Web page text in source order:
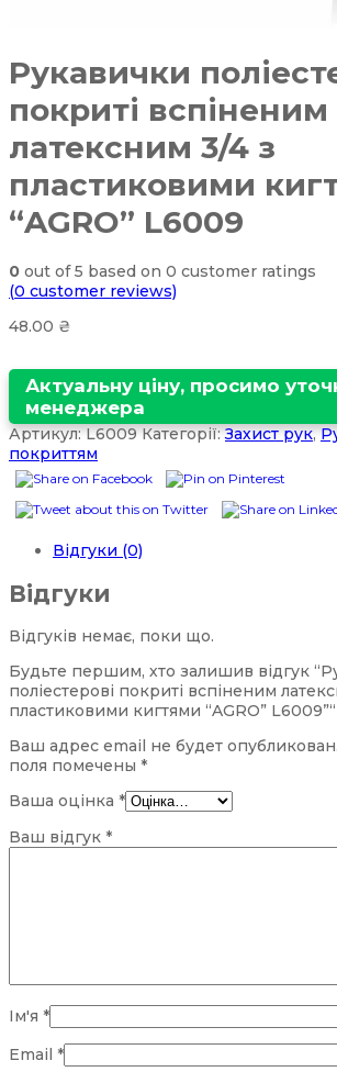
Рукавички
покриті вспіненим
латексним 3/4 з
пластиковими
“AGRO” L6009
0 out of5 based on 0 customer ratings
(0 customer reviews)
48.00 ₴
Актуальну ціну, просимо
менеджера
Артикул:L6009 Категорії:Захист рук,
покриттям
Відгуки (0)
Відгуки
Відгуків немає, поки що.
Будьте першим, хто залишив відгук
поліестерові покриті вспіненим
пластиковими кигтями “AGRO” L6009”“
Ваш адрес email не будет опубликован.
поля помечены *
Ваша оцінка *
Ваш відгук *
Ім'я *
Email *